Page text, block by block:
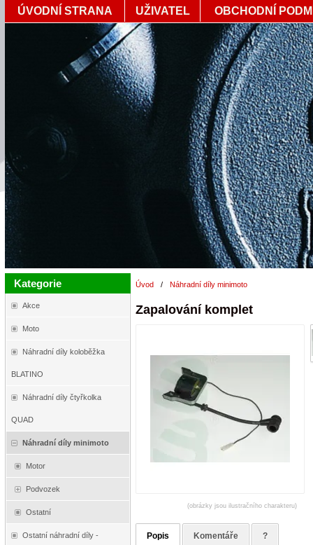
ÚVODNÍ STRANA UŽIVATEL OBCHODNÍ
Kategorie
Akce
Moto
Náhradní díly koloběžka
BLATINO
Náhradní díly čtyřkolka
QUAD
Náhradní díly minimoto
Motor
Podvozek
Ostatní
Ostatní náhradní díly -
Úvod / Náhradní díly minimoto
Zapalování komplet
(obrázky jsou ilustračního charakteru)
Popis Komentáře ?